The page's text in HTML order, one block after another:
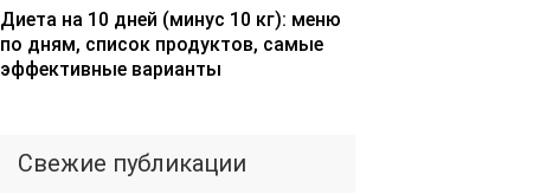
Диета на 10 дней (минус 10 кг): меню
по дням, список продуктов, самые
эффективные варианты
Свежие публикации